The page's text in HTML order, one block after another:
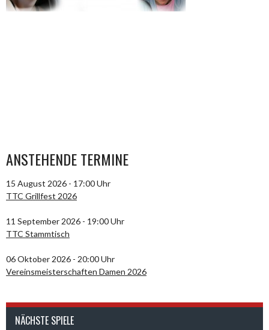
ANSTEHENDE TERMINE
15 August 2026 - 17:00 Uhr
TTC Grillfest 2026
11 September 2026 - 19:00 Uhr
TTC Stammtisch
06 Oktober 2026 - 20:00 Uhr
Vereinsmeisterschaften Damen 2026
NÄCHSTE SPIELE